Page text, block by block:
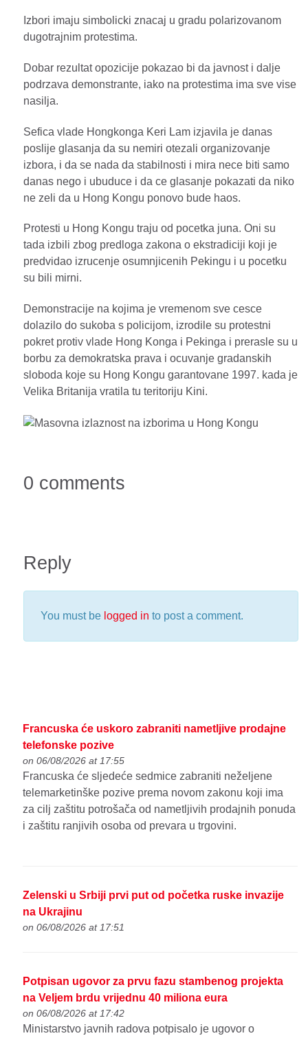
Izbori imaju simbolicki znacaj u gradu polarizovanom
dugotrajnim protestima.
Dobar rezultat opozicije pokazao bi da javnost i dalje
podrzava demonstrante, iako na protestima ima sve vise
nasilja.
Sefica vlade Hongkonga Keri Lam izjavila je danas
poslije glasanja da su nemiri otezali organizovanje
izbora, i da se nada da stabilnosti i mira nece biti samo
danas nego i ubuduce i da ce glasanje pokazati da niko
ne zeli da u Hong Kongu ponovo bude haos.
Protesti u Hong Kongu traju od pocetka juna. Oni su
tada izbili zbog predloga zakona o ekstradiciji koji je
predvidao izrucenje osumnjicenih Pekingu i u pocetku
su bili mirni.
Demonstracije na kojima je vremenom sve cesce
dolazilo do sukoba s policijom, izrodile su protestni
pokret protiv vlade Hong Konga i Pekinga i prerasle su u
borbu za demokratska prava i ocuvanje gradanskih
sloboda koje su Hong Kongu garantovane 1997. kada je
Velika Britanija vratila tu teritoriju Kini.
0 comments
Reply
You must be logged in to post a comment.
Francuska će uskoro zabraniti nametljive prodajne
telefonske pozive
on 06/08/2026 at 17:55
Francuska će sljedeće sedmice zabraniti neželjene
telemarketinške pozive prema novom zakonu koji ima
za cilj zaštitu potrošača od nametljivih prodajnih ponuda
i zaštitu ranjivih osoba od prevara u trgovini.
Zelenski u Srbiji prvi put od početka ruske invazije
na Ukrajinu
on 06/08/2026 at 17:51
Potpisan ugovor za prvu fazu stambenog projekta
na Veljem brdu vrijednu 40 miliona eura
on 06/08/2026 at 17:42
Ministarstvo javnih radova potpisalo je ugovor o